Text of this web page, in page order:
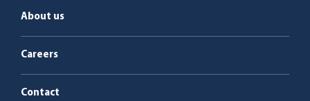
About us
Careers
Contact